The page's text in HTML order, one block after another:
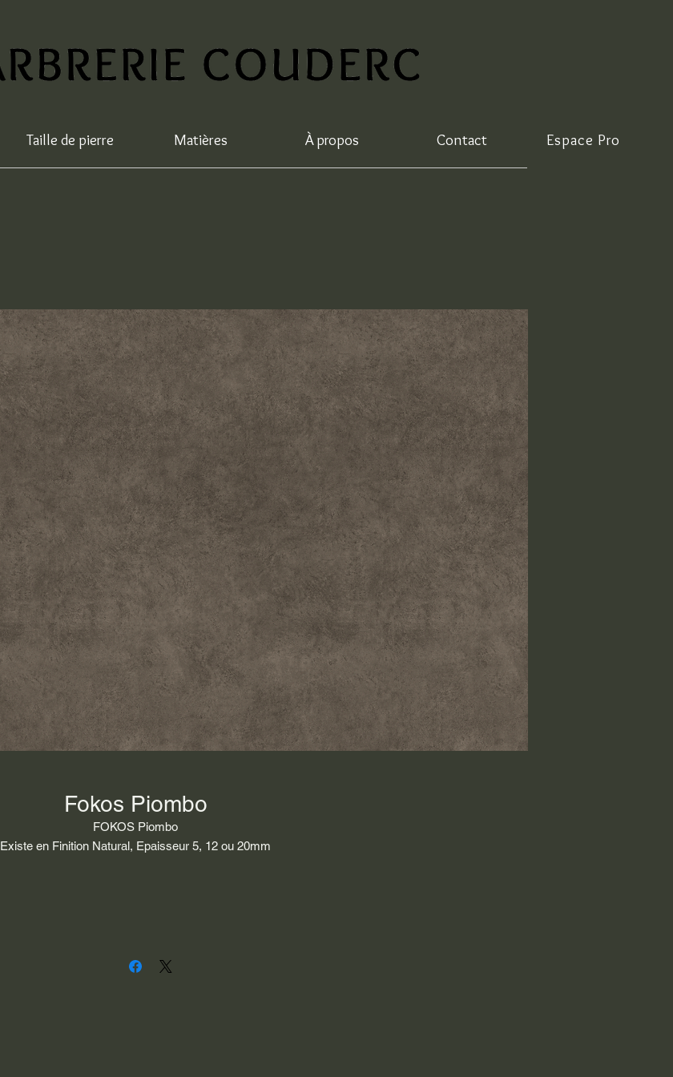
Taille de pierre Matières À propos Contact Espace Pro
Fokos Piombo
FOKOS Piombo
Existe en Finition Natural, Epaisseur 5, 12 ou 20mm